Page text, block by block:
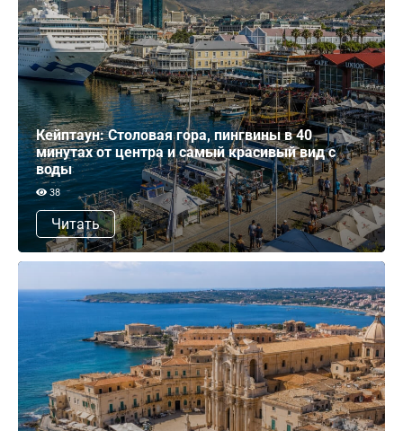
Кейптаун: Столовая гора, пингвины в 40
минутах от центра и самый красивый вид с
воды
38
Читать